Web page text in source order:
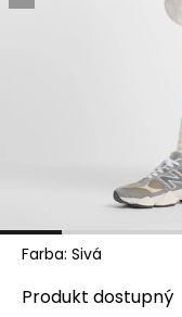
Farba: Sivá
Produkt dostupný